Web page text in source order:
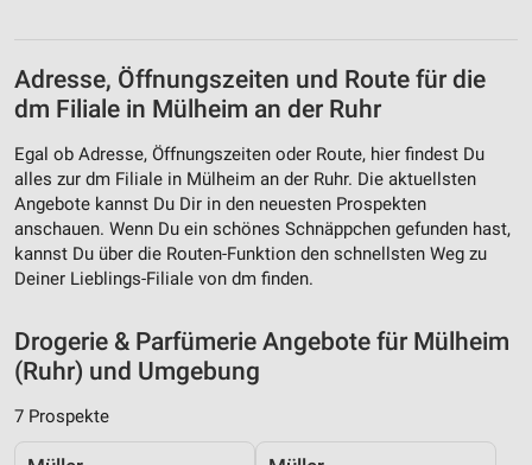
Adresse, Öffnungszeiten und Route für die
dm Filiale in Mülheim an der Ruhr
Egal ob Adresse, Öffnungszeiten oder Route, hier findest Du
alles zur dm Filiale in Mülheim an der Ruhr. Die aktuellsten
Angebote kannst Du Dir in den neuesten Prospekten
anschauen. Wenn Du ein schönes Schnäppchen gefunden hast,
kannst Du über die Routen-Funktion den schnellsten Weg zu
Deiner Lieblings-Filiale von dm finden.
Drogerie & Parfümerie Angebote für Mülheim
(Ruhr) und Umgebung
7 Prospekte
Speichern von oder Zugriff auf Informationen
auf einem Endgerät
Verwendung reduzierter Daten zur Auswahl von
Werbeanzeigen
Erstellung von Profilen für personalisierte
Werbung
Verwendung von Profilen zur Auswahl
Erstellung von Profilen zur Personalisierung
von Inhalten
Verwendung von Profilen zur Auswahl